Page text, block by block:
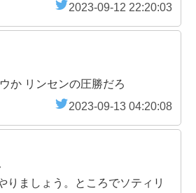
2023-09-12 22:20:03
か リンセンの圧勝だろ
2023-09-13 04:20:08
りましょう。ところでソティリ